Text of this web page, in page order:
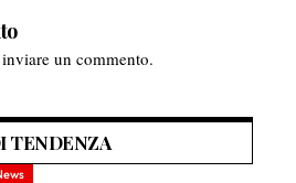
un commento.
TENDENZA